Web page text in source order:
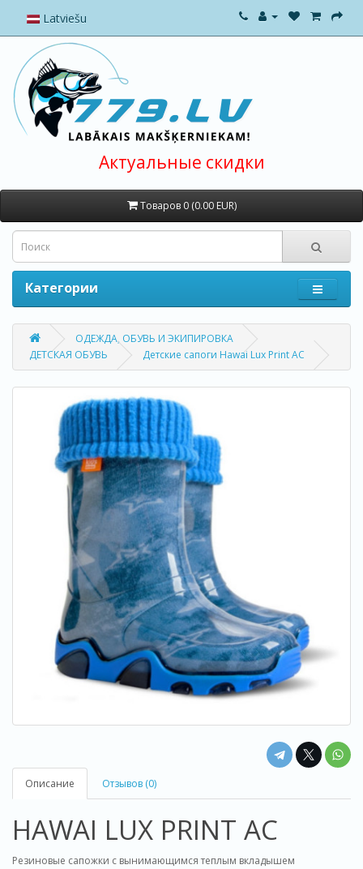
Latviešu
Актуальные скидки
Товаров 0 (0.00 EUR)
Категории
ОДЕЖДА, ОБУВЬ И ЭКИПИРОВКА
ДЕТСКАЯ ОБУВЬ
Детские сапоги Hawai Lux Print AC
Описание Отзывов (0)
HAWAI LUX PRINT AC
Резиновые сапожки с вынимающимся теплым вкладышем